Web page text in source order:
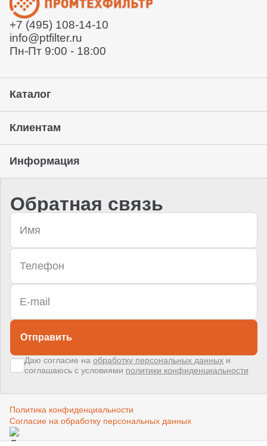
забрать его с нашего склада (самовывоз)
Предоставление гарантии, подписание закрывающих
документов
+7 (495) 108-14-10
info@ptfilter.ru
Пн-Пт 9:00 - 18:00
Каталог
Клиентам
Информация
Политика конфиденциальности
Согласие на обработку персональных данных
Обратная связь
Отправить
Даю согласие на обработку персональных данных и
соглашаюсь с условиями политики конфиденциальности